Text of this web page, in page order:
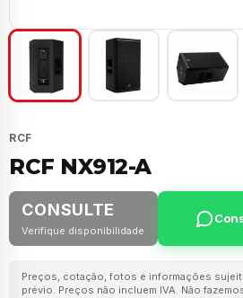
RCF
RCF NX912-A
CONSULTE
Verifique disponibilidade
Preços, cotação, fotos e informações
prévio. Preços não incluem IVA. Não